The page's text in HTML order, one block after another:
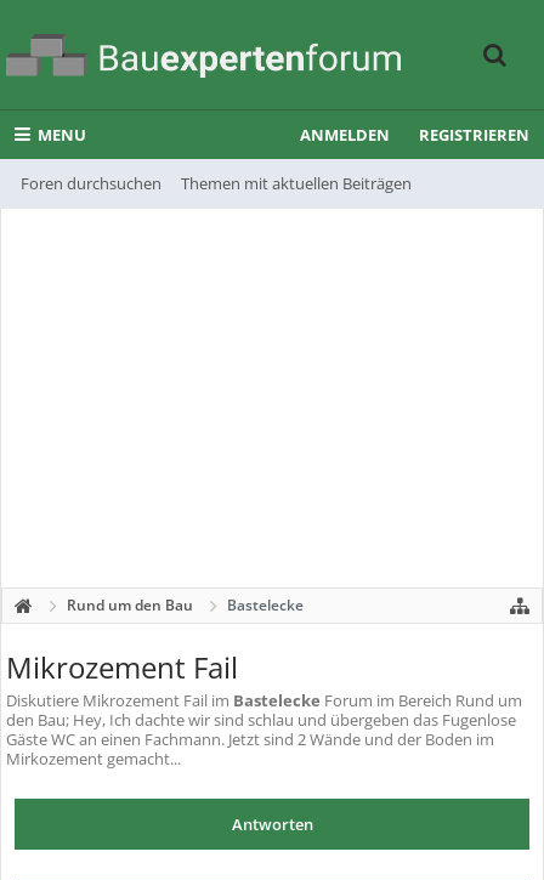
MENU
Foren durchsuchen Themen mit aktuellen Beiträgen
ANMELDEN REGISTRIEREN
Rund um den Bau Bastelecke
Mikrozement Fail
Diskutiere Mikrozement Fail im Bastelecke Forum im Bereich Rund um
den Bau; Hey, Ich dachte wir sind schlau und übergeben das Fugenlose
Gäste WC an einen Fachmann. Jetzt sind 2 Wände und der Boden im
Mirkozement gemacht...
Antworten